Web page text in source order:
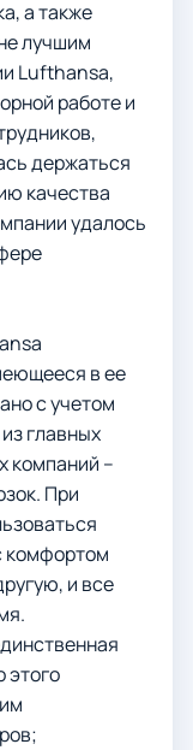
а также
лучшим
Lufthansa,
работе и
держаться
качества
удалось
в ее
с учетом
главных
компаний –
При
комфортом
и все
этого